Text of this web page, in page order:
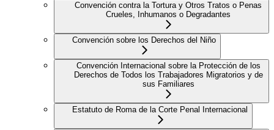
Convención contra la Tortura y Otros Tratos o Penas
Crueles, Inhumanos o Degradantes
Convención sobre los Derechos del Niño
Convención Internacional sobre la Protección de los
Derechos de Todos los Trabajadores Migratorios y de
sus Familiares
Estatuto de Roma de la Corte Penal Internacional